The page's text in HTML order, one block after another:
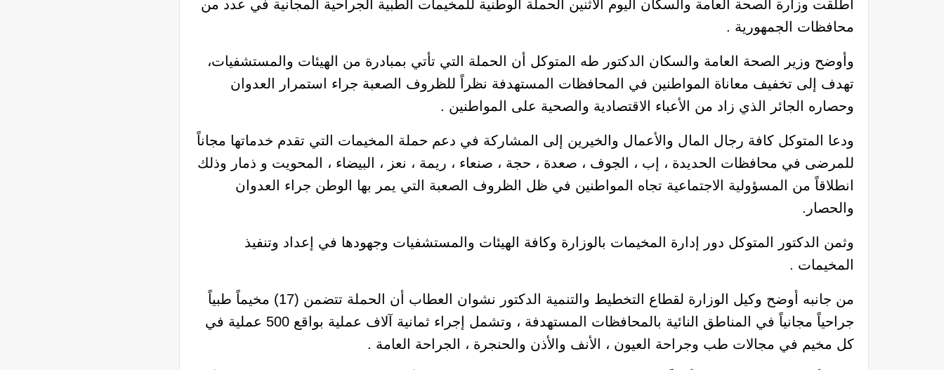
أطلقت وزارة الصحة العامة والسكان اليوم الاثنين الحملة الوطنية للمخيمات الطبية الجراحية المجانية في عدد من
محافظات الجمهورية .
وأوضح وزير الصحة العامة والسكان الدكتور طه المتوكل أن الحملة التي تأتي بمبادرة من الهيئات والمستشفيات،
تهدف إلى تخفيف معاناة المواطنين في المحافظات المستهدفة نظراً للظروف الصعبة جراء استمرار العدوان
وحصاره الجائر الذي زاد من الأعباء الاقتصادية والصحية على المواطنين .
ودعا المتوكل كافة رجال المال والأعمال والخيرين إلى المشاركة في دعم حملة المخيمات التي تقدم خدماتها مجاناً
للمرضى في محافظات الحديدة ، إب ، الجوف ، صعدة ، حجة ، صنعاء ، ريمة ، نعز ، البيضاء ، المحويت و ذمار وذلك
انطلاقاً من المسؤولية الاجتماعية تجاه المواطنين في ظل الظروف الصعبة التي يمر بها الوطن جراء العدوان
والحصار.
وثمن الدكتور المتوكل دور إدارة المخيمات بالوزارة وكافة الهيئات والمستشفيات وجهودها في إعداد وتنفيذ
المخيمات .
من جانبه أوضح وكيل الوزارة لقطاع التخطيط والتنمية الدكتور نشوان العطاب أن الحملة تتضمن (17) مخيماً طبياً
جراحياً مجانياً في المناطق النائية بالمحافظات المستهدفة ، وتشمل إجراء ثمانية آلاف عملية بواقع 500 عملية في
كل مخيم في مجالات طب وجراحة العيون ، الأنف والأذن والحنجرة ، الجراحة العامة .